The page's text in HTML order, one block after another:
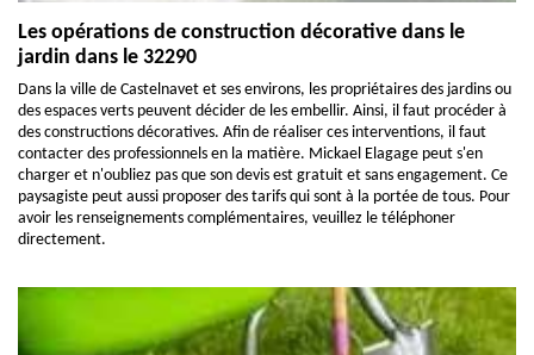
Les opérations de construction décorative dans le
jardin dans le 32290
Dans la ville de Castelnavet et ses environs, les propriétaires des jardins ou
des espaces verts peuvent décider de les embellir. Ainsi, il faut procéder à
des constructions décoratives. Afin de réaliser ces interventions, il faut
contacter des professionnels en la matière. Mickael Elagage peut s'en
charger et n'oubliez pas que son devis est gratuit et sans engagement. Ce
paysagiste peut aussi proposer des tarifs qui sont à la portée de tous. Pour
avoir les renseignements complémentaires, veuillez le téléphoner
directement.